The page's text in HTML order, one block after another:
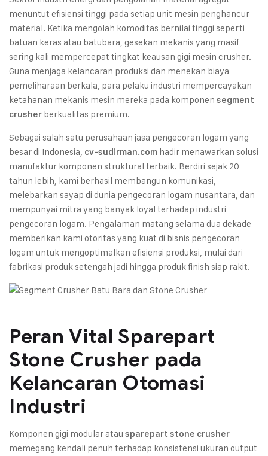
menuntut efisiensi tinggi pada setiap unit mesin penghancur
material. Ketika mengolah komoditas bernilai tinggi seperti
batuan keras atau batubara, gesekan mekanis yang masif
sering kali mempercepat tingkat keausan gigi mesin crusher.
Guna menjaga kelancaran produksi dan menekan biaya
pemeliharaan berkala, para pelaku industri mempercayakan
ketahanan mekanis mesin mereka pada komponen segment
crusher berkualitas premium.
Sebagai salah satu perusahaan jasa pengecoran logam yang
besar di Indonesia, cv-sudirman.com hadir menawarkan solusi
manufaktur komponen struktural terbaik. Berdiri sejak 20
tahun lebih, kami berhasil membangun komunikasi,
melebarkan sayap di dunia pengecoran logam nusantara, dan
mempunyai mitra yang banyak loyal terhadap industri
pengecoran logam. Pengalaman matang selama dua dekade
memberikan kami otoritas yang kuat di bisnis pengecoran
logam untuk mengoptimalkan efisiensi produksi, mulai dari
fabrikasi produk setengah jadi hingga produk finish siap rakit.
Peran Vital Sparepart
Stone Crusher pada
Kelancaran Otomasi
Industri
Komponen gigi modular atau sparepart stone crusher
memegang kendali penuh terhadap konsistensi ukuran output